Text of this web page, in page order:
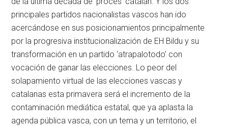
principales partidos nacionalistas vascos han ido
acercándose en sus posicionamientos principalmente
por la progresiva institucionalización de EH Bildu y su
transformación en un partido ‘atrapalotodo’ con
vocación de ganar las elecciones. Lo peor del
solapamiento virtual de las elecciones vascas y
catalanas esta primavera será el incremento de la
contaminación mediática estatal, que ya aplasta la
agenda pública vasca, con un tema y un territorio, el